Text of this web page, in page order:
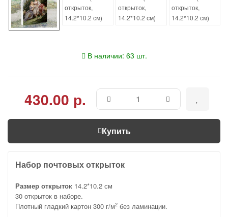
В наличии: 63 шт.
430.00 р.
Купить
Набор почтовых открыток
Размер открыток 14.2*10.2 см
30 открыток в наборе.
Плотный гладкий картон 300 г/м2 без ламинации.